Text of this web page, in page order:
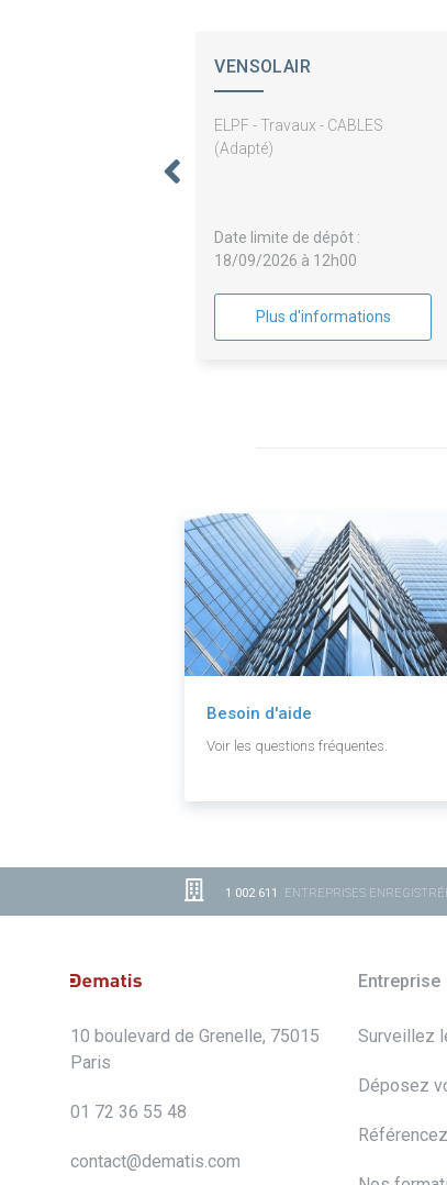
VENSOLAIR
ELPF - Travaux - CABLES
(Adapté)
Date limite de dépôt :
18/09/2026 à 12h00
Plus d'informations
Besoin d'aide
Voir les questions fréquentes.
1 002 611 ENTREPRISES
10 boulevard de Grenelle, 75015
Paris
01 72 36 55 48
contact@dematis.com
Entreprise
Surveillez
Déposez